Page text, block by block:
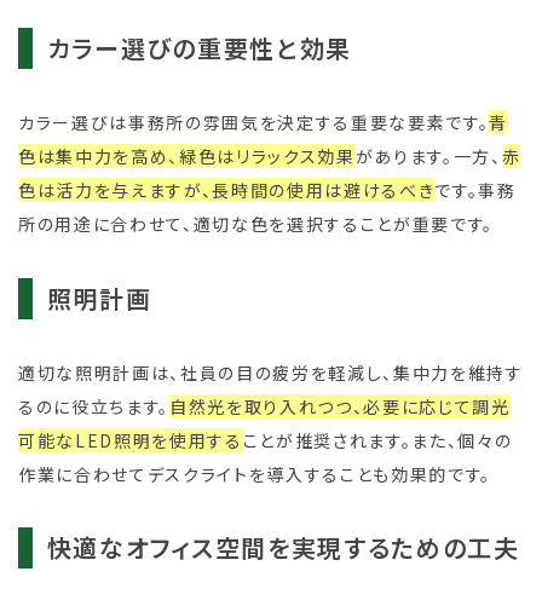
カラー選びの重要性と効果
カラー選びは事務所の雰囲気を決定する重要な要素です。青
色は集中力を高め、緑色はリラックス効果があります。一方、 赤
色は活力を与えますが、長時間の使用は避けるべきです。事務
所の用途に合わせて、適切な色を選択することが重要です。
照明計画
適切な照明計画は、社員の目の疲労を軽減し、集中力を維持す
るのに役立ちます。 自然光を取り入れつつ、必要に応じて調光
可能なLED照明を使用する ことが推奨されます。また、個々の
作業に合わせてデスクライトを導入することも効果的です。
快適なオフィス空間を実現するための工夫